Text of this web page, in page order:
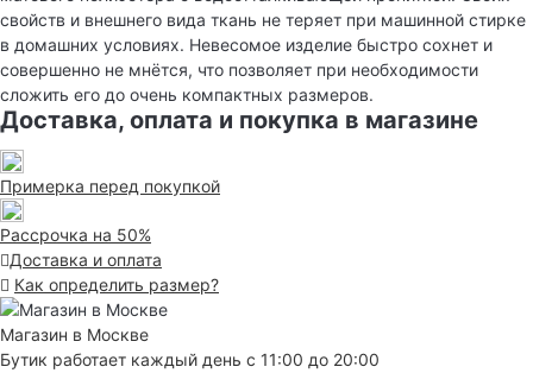
свойств и внешнего вида ткань не теряет при машинной стирке
в домашних условиях. Невесомое изделие быстро сохнет и
совершенно не мнётся, что позволяет при необходимости
сложить его до очень компактных размеров.
Доставка, оплата и покупка в магазине
Примерка перед покупкой
Рассрочка на 50%
Доставка и оплата
Как определить размер?
Магазин в Москве
Бутик работает каждый день с 11:00 до 20:00